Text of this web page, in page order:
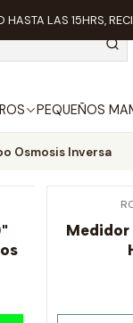
PEQUEÑOS
LAS 15HRS,
Osmosis Inversa
Medidor